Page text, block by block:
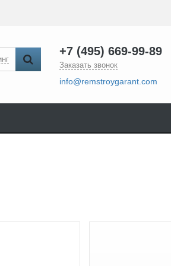
+7 (495) 669-99-89
Заказать звонок
info@remstroygarant.com